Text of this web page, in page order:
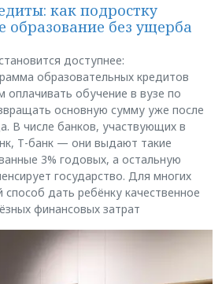
как подростку
образование без ущерба
доступнее:
образовательных кредитов
оплачивать обучение в вузе по
основную сумму уже после
В числе банков, участвующих в
Т-банк — они выдают такие
3% годовых, а остальную
государство. Для многих
дать ребёнку качественное
финансовых затрат